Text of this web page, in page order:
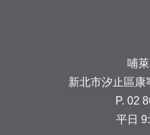
哺
新北市汐止區康
P. 02
平日